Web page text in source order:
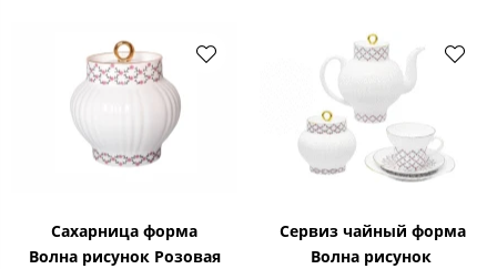
Сахарница форма
Волна рисунок Розовая
Сервиз чайный форма
Волна рисунок